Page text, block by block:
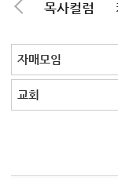
해 목사컬럼
교회학교
청년부
청장년부
형제모임
자매모임
기타모임
어르신모임
영재과학반
신학원
자매모임 전체
교회